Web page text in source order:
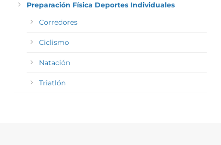
Preparación Física Deportes Individuales
Corredores
Ciclismo
Natación
Triatlón